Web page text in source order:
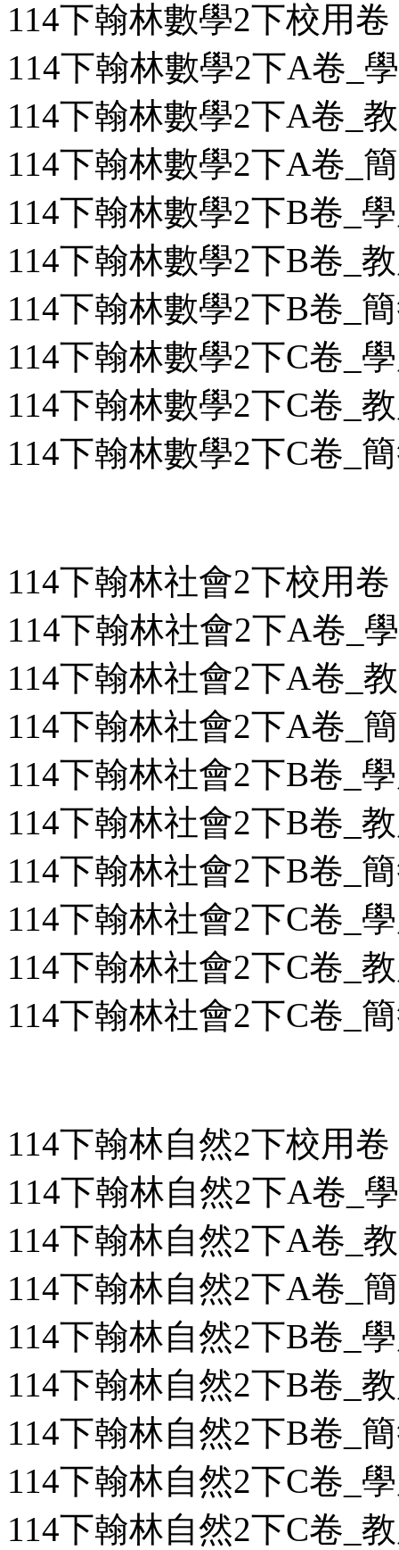
114下翰林數學2下校用卷
114下翰林數學2下A卷_
114下翰林數學2下A卷_
114下翰林數學2下A卷_
114下翰林數學2下B卷_
114下翰林數學2下B卷_
114下翰林數學2下B卷_
114下翰林數學2下C卷_
114下翰林數學2下C卷_
114下翰林數學2下C卷_
114下翰林社會2下校用卷
114下翰林社會2下A卷_
114下翰林社會2下A卷_
114下翰林社會2下A卷_
114下翰林社會2下B卷_
114下翰林社會2下B卷_
114下翰林社會2下B卷_
114下翰林社會2下C卷_
114下翰林社會2下C卷_
114下翰林社會2下C卷_
114下翰林自然2下校用卷
114下翰林自然2下A卷_
114下翰林自然2下A卷_
114下翰林自然2下A卷_
114下翰林自然2下B卷_
114下翰林自然2下B卷_
114下翰林自然2下B卷_
114下翰林自然2下C卷_
114下翰林自然2下C卷_